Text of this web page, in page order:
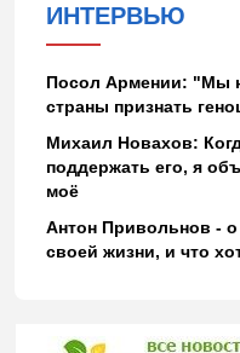
ИНТЕРВЬЮ
Посол Армении: "Мы
страны признать
Михаил Новахов:
поддержать его, я
моё
Антон Привольнов - о
своей жизни, и что